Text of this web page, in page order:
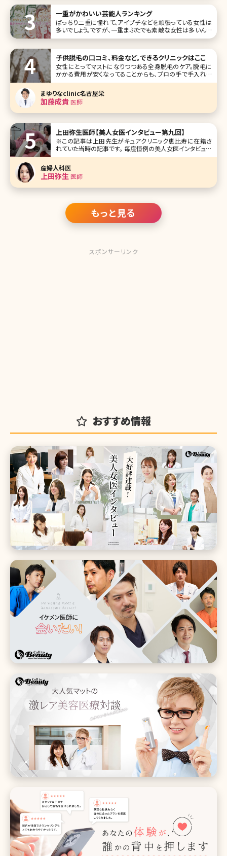
ズマ治療についてこの記事で全て解説していきます!
一重がかわいい芸能人ランキング
ぱっちり二重に憧れて、アイプチなどを頑張っている女性は
多いでしょう。ですが、一重まぶたでも素敵な女性は多いんで
すよ!芸能人、女優にも美人やかわいいというキャラクターで、
い女性芸能人をランキング形式でご紹介していきましょう。 第
1位
子供脱毛の口コミ、料金など。できるクリニックはここ
女性にとってマストになりつつある全身脱毛のケア。脱毛に
かかる費用が安くなってることからも、プロの手で手入れを
してもらうという考え方が浸透してきていますよね。さらに、最
近では子供に脱毛を受けさせたいと考える人も増えている
のだとか。でも
まゆりなclinic名古屋栄
加藤成貴医師
上田弥生医師【美人女医インタビュー第九回】
※この記事は上田先生がキュアクリニック恵比寿に在籍さ
れていた当時の記事です。 毎度恒例の美人女医インタビュー
第九回は、過去続いた美容皮膚科部門から離れ、初めての婦
人科医です。東京・渋谷区恵比寿の恵比寿ガーデンプレイス
近くにある隠れ家的で通いやすさをイメージさせるキュアク
リニック恵比寿の上田弥生院長
産婦人科医
上田弥生医師
もっと見る
スポンサーリンク
おすすめ情報